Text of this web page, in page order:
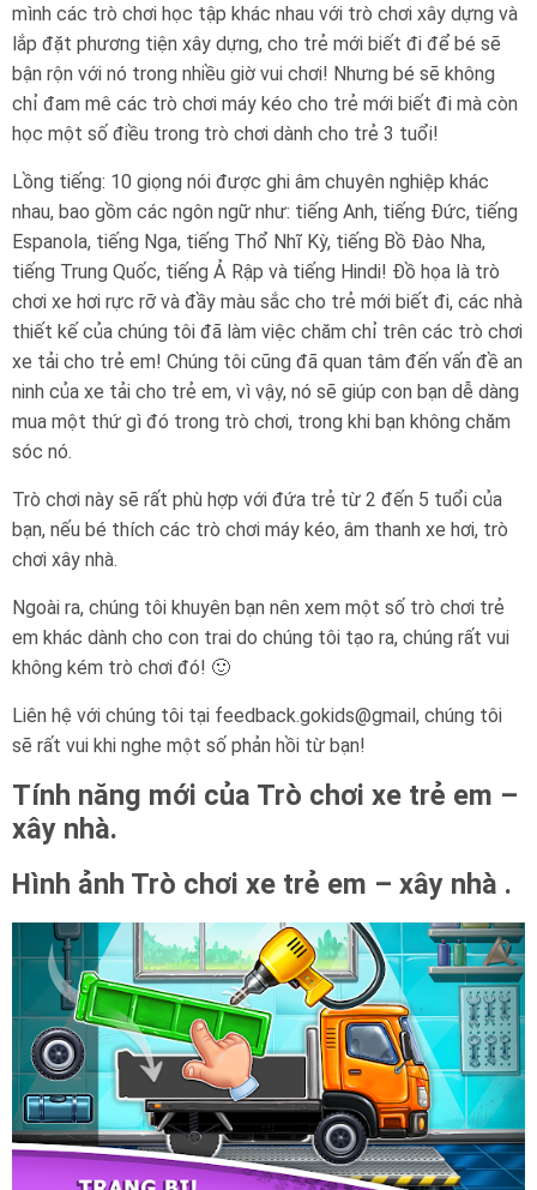
mình các trò chơi học tập khác nhau với trò chơi xây dựng và
lắp đặt phương tiện xây dựng, cho trẻ mới biết đi để bé sẽ
bận rộn với nó trong nhiều giờ vui chơi! Nhưng bé sẽ không
chỉ đam mê các trò chơi máy kéo cho trẻ mới biết đi mà còn
học một số điều trong trò chơi dành cho trẻ 3 tuổi!
Lồng tiếng: 10 giọng nói được ghi âm chuyên nghiệp khác
nhau, bao gồm các ngôn ngữ như: tiếng Anh, tiếng Đức, tiếng
Espanola, tiếng Nga, tiếng Thổ Nhĩ Kỳ, tiếng Bồ Đào Nha,
tiếng Trung Quốc, tiếng Ả Rập và tiếng Hindi! Đồ họa là trò
chơi xe hơi rực rỡ và đầy màu sắc cho trẻ mới biết đi, các nhà
thiết kế của chúng tôi đã làm việc chăm chỉ trên các trò chơi
xe tải cho trẻ em! Chúng tôi cũng đã quan tâm đến vấn đề an
ninh của xe tải cho trẻ em, vì vậy, nó sẽ giúp con bạn dễ dàng
mua một thứ gì đó trong trò chơi, trong khi bạn không chăm
sóc nó.
Trò chơi này sẽ rất phù hợp với đứa trẻ từ 2 đến 5 tuổi của
bạn, nếu bé thích các trò chơi máy kéo, âm thanh xe hơi, trò
chơi xây nhà.
Ngoài ra, chúng tôi khuyên bạn nên xem một số trò chơi trẻ
em khác dành cho con trai do chúng tôi tạo ra, chúng rất vui
không kém trò chơi đó! 🙂
Liên hệ với chúng tôi tại feedback.gokids@gmail, chúng tôi
sẽ rất vui khi nghe một số phản hồi từ bạn!
Tính năng mới của Trò chơi xe trẻ em –
xây nhà.
Hình ảnh Trò chơi xe trẻ em – xây nhà .